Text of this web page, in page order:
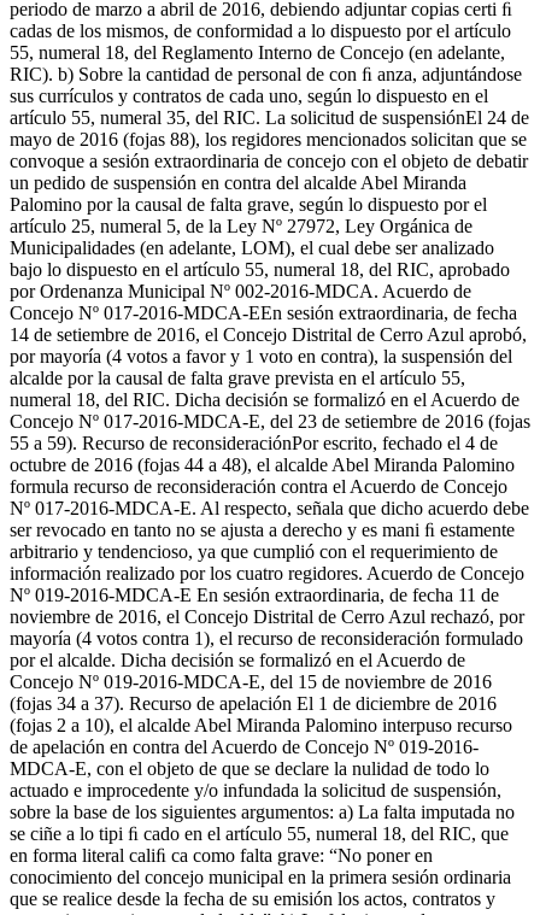
periodo de marzo a abril de 2016, debiendo adjuntar copias certi ﬁ
cadas de los mismos, de conformidad a lo dispuesto por el artículo
55, numeral 18, del Reglamento Interno de Concejo (en adelante,
RIC). b) Sobre la cantidad de personal de con ﬁ anza, adjuntándose
sus currículos y contratos de cada uno, según lo dispuesto en el
artículo 55, numeral 35, del RIC. La solicitud de suspensiónEl 24 de
mayo de 2016 (fojas 88), los regidores mencionados solicitan que se
convoque a sesión extraordinaria de concejo con el objeto de debatir
un pedido de suspensión en contra del alcalde Abel Miranda
Palomino por la causal de falta grave, según lo dispuesto por el
artículo 25, numeral 5, de la Ley Nº 27972, Ley Orgánica de
Municipalidades (en adelante, LOM), el cual debe ser analizado
bajo lo dispuesto en el artículo 55, numeral 18, del RIC, aprobado
por Ordenanza Municipal Nº 002-2016-MDCA. Acuerdo de
Concejo Nº 017-2016-MDCA-EEn sesión extraordinaria, de fecha
14 de setiembre de 2016, el Concejo Distrital de Cerro Azul aprobó,
por mayoría (4 votos a favor y 1 voto en contra), la suspensión del
alcalde por la causal de falta grave prevista en el artículo 55,
numeral 18, del RIC. Dicha decisión se formalizó en el Acuerdo de
Concejo Nº 017-2016-MDCA-E, del 23 de setiembre de 2016 (fojas
55 a 59). Recurso de reconsideraciónPor escrito, fechado el 4 de
octubre de 2016 (fojas 44 a 48), el alcalde Abel Miranda Palomino
formula recurso de reconsideración contra el Acuerdo de Concejo
Nº 017-2016-MDCA-E. Al respecto, señala que dicho acuerdo debe
ser revocado en tanto no se ajusta a derecho y es mani ﬁ estamente
arbitrario y tendencioso, ya que cumplió con el requerimiento de
información realizado por los cuatro regidores. Acuerdo de Concejo
Nº 019-2016-MDCA-E En sesión extraordinaria, de fecha 11 de
noviembre de 2016, el Concejo Distrital de Cerro Azul rechazó, por
mayoría (4 votos contra 1), el recurso de reconsideración formulado
por el alcalde. Dicha decisión se formalizó en el Acuerdo de
Concejo Nº 019-2016-MDCA-E, del 15 de noviembre de 2016
(fojas 34 a 37). Recurso de apelación El 1 de diciembre de 2016
(fojas 2 a 10), el alcalde Abel Miranda Palomino interpuso recurso
de apelación en contra del Acuerdo de Concejo Nº 019-2016-
MDCA-E, con el objeto de que se declare la nulidad de todo lo
actuado e improcedente y/o infundada la solicitud de suspensión,
sobre la base de los siguientes argumentos: a) La falta imputada no
se ciñe a lo tipi ﬁ cado en el artículo 55, numeral 18, del RIC, que
en forma literal caliﬁ ca como falta grave: “No poner en
conocimiento del concejo municipal en la primera sesión ordinaria
que se realice desde la fecha de su emisión los actos, contratos y